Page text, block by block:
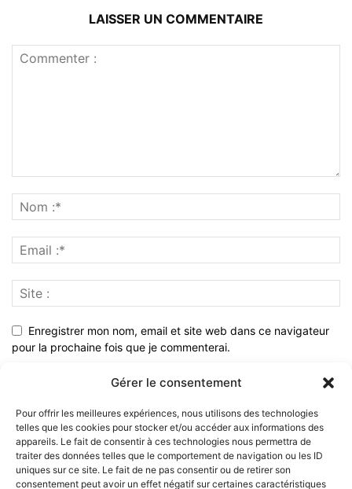
Gérer le consentement
Pour offrir les meilleures expériences, nous utilisons des technologies
telles que les cookies pour stocker et/ou accéder aux informations des
appareils. Le fait de consentir à ces technologies nous permettra de
traiter des données telles que le comportement de navigation ou les ID
uniques sur ce site. Le fait de ne pas consentir ou de retirer son
consentement peut avoir un effet négatif sur certaines caractéristiques
LAISSER UN COMMENTAIRE
Enregistrer mon nom, email et site web dans ce navigateur
pour la prochaine fois que je commenterai.